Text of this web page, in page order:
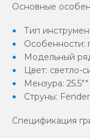
Основные
Тип
Модельный
Цвет: светло-
Мензура:
Струны:
Спецификация